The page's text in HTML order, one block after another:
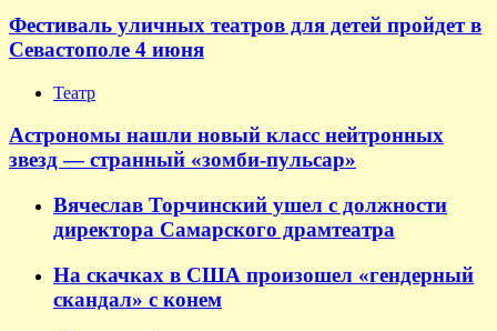
Фестиваль уличных театров для детей пройдет в
Севастополе 4 июня
Театр
Астрономы нашли новый класс нейтронных
звезд — странный «зомби-пульсар»
Вячеслав Торчинский ушел с должности
директора Самарского драмтеатра
На скачках в США произошел «гендерный
скандал» с конем